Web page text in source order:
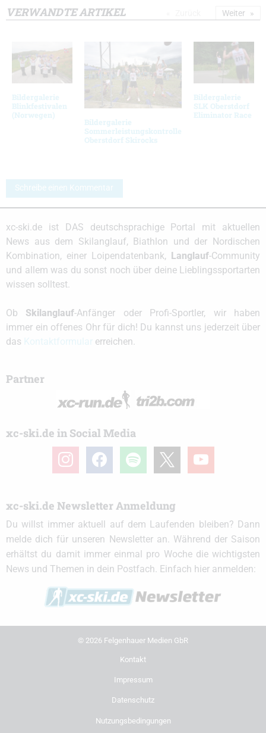
VERWANDTE ARTIKEL
Bildergalerie
Blinkfestivalen
(Norwegen)
Bildergalerie
Sommerleistungskontrolle
Oberstdorf Skirocks
Bildergalerie
SLK Oberstdorf
Eliminator Race
Weiter
Schreibe einen Kommentar
xc-ski.de ist DAS deutschsprachige Portal mit aktuellen
News aus dem Skilanglauf, Biathlon und der Nordischen
Kombination, einer Loipendatenbank, Langlauf-Community
und allem was du sonst noch über deine Lieblingssportarten
wissen solltest.
Ob Skilanglauf-Anfänger oder Profi-Sportler, wir haben
immer ein offenes Ohr für dich! Du kannst uns jederzeit über
das
erreichen.
Partner
xc-ski.de in Social Media
instagramfacebook spotify youtube
xc-ski.de Newsletter Anmeldung
Du willst immer aktuell auf dem Laufenden bleiben? Dann
melde dich für unseren Newsletter an. Während der Saison
erhältst du damit immer einmal pro Woche die wichtigsten
News und Themen in dein Postfach. Einfach hier anmelden:
© 2026 Felgenhauer Medien GbR
Kontakt
Impressum
Datenschutz
Nutzungsbedingungen